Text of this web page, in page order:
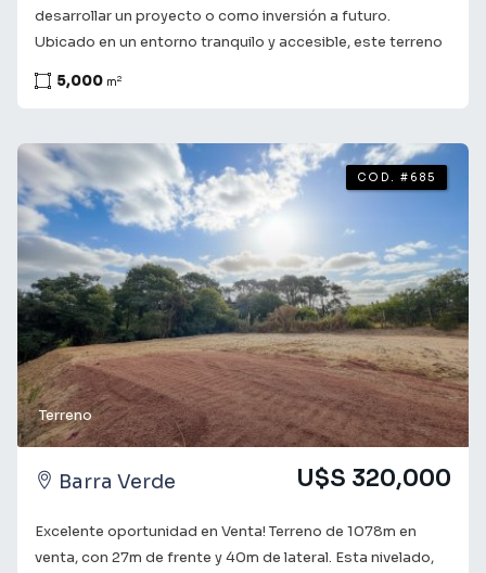
desarrollar un proyecto o como inversión a futuro.
Ubicado en un entorno tranquilo y accesible, este terreno
servicios esenciales. Con fácil acceso a rutas principales,
una nueva oportunidad para disfrutar de lo mejor de la
vida. Consulta con nuestros asesores para obtener más
información y coordinar una visita. Te acompañamos en el
camino a encontrar lo que buscas! ¡Tu futuro comienza
aquí!
5,000 m2
Terreno
COD. #685
Barra Verde U$S 320,000
Excelente oportunidad en Venta! Terreno de 1078m en
venta, con 27m de frente y 40m de lateral. Esta nivelado,